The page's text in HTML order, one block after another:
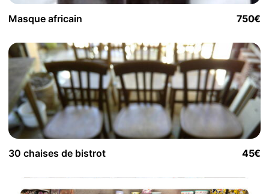
Masque africain 750€
30 chaises de bistrot 45€